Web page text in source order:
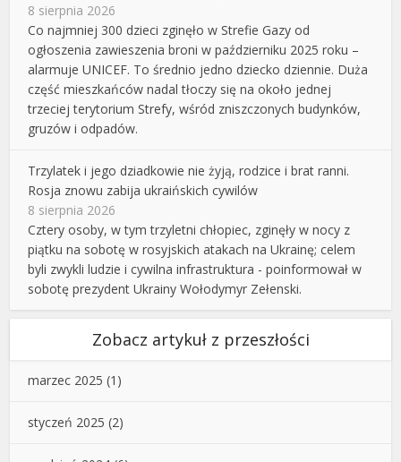
8 sierpnia 2026
Co najmniej 300 dzieci zginęło w Strefie Gazy od
ogłoszenia zawieszenia broni w październiku 2025 roku –
alarmuje UNICEF. To średnio jedno dziecko dziennie. Duża
część mieszkańców nadal tłoczy się na około jednej
trzeciej terytorium Strefy, wśród zniszczonych budynków,
gruzów i odpadów.
Trzylatek i jego dziadkowie nie żyją, rodzice i brat ranni.
Rosja znowu zabija ukraińskich cywilów
8 sierpnia 2026
Cztery osoby, w tym trzyletni chłopiec, zginęły w nocy z
piątku na sobotę w rosyjskich atakach na Ukrainę; celem
byli zwykli ludzie i cywilna infrastruktura - poinformował w
sobotę prezydent Ukrainy Wołodymyr Zełenski.
Zobacz artykuł z przeszłości
marzec 2025 (1)
styczeń 2025 (2)